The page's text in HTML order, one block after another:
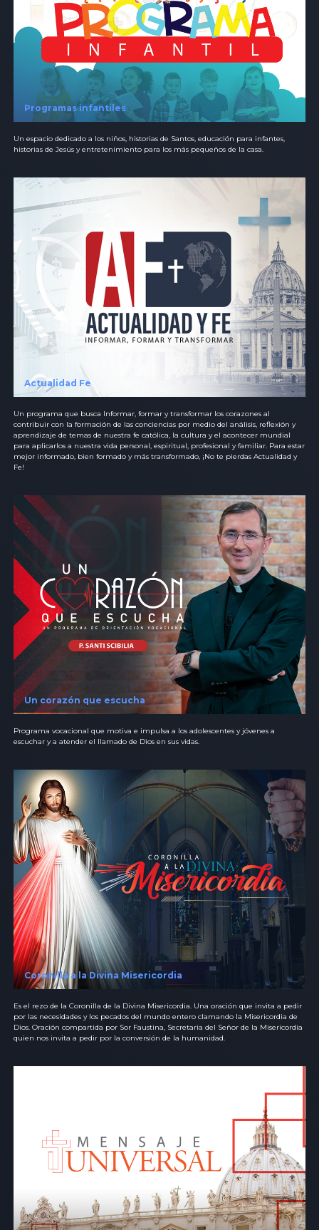
Programas infantiles
Un espacio dedicado a los niños, historias de Santos, educación para infantes,
historias de Jesús y entretenimiento para los más pequeños de la casa.
Actualidad Fe
Un programa que busca Informar, formar y transformar los corazones al
contribuir con la formación de las conciencias por medio del análisis, reflexión y
aprendizaje de temas de nuestra fe católica, la cultura y el acontecer mundial
para aplicarlos a nuestra vida personal, espiritual, profesional y familiar. Para estar
mejor informado, bien formado y más transformado, ¡No te pierdas Actualidad y
Fe!
Un corazón que escucha
Programa vocacional que motiva e impulsa a los adolescentes y jóvenes a
escuchar y a atender el llamado de Dios en sus vidas.
Coronilla a la Divina Misericordia
Es el rezo de la Coronilla de la Divina Misericordia. Una oración que invita a pedir
por las necesidades y los pecados del mundo entero clamando la Misericordia de
Dios. Oración compartida por Sor Faustina, Secretaria del Señor de la Misericordia
quien nos invita a pedir por la conversión de la humanidad.